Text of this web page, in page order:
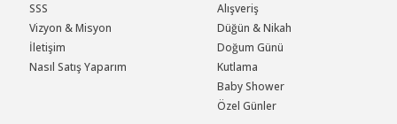
SSS
Vizyon & Misyon
İletişim
Nasıl Satış Yaparım
Alışveriş
Düğün & Nikah
Doğum Günü
Kutlama
Baby Shower
Özel Günler